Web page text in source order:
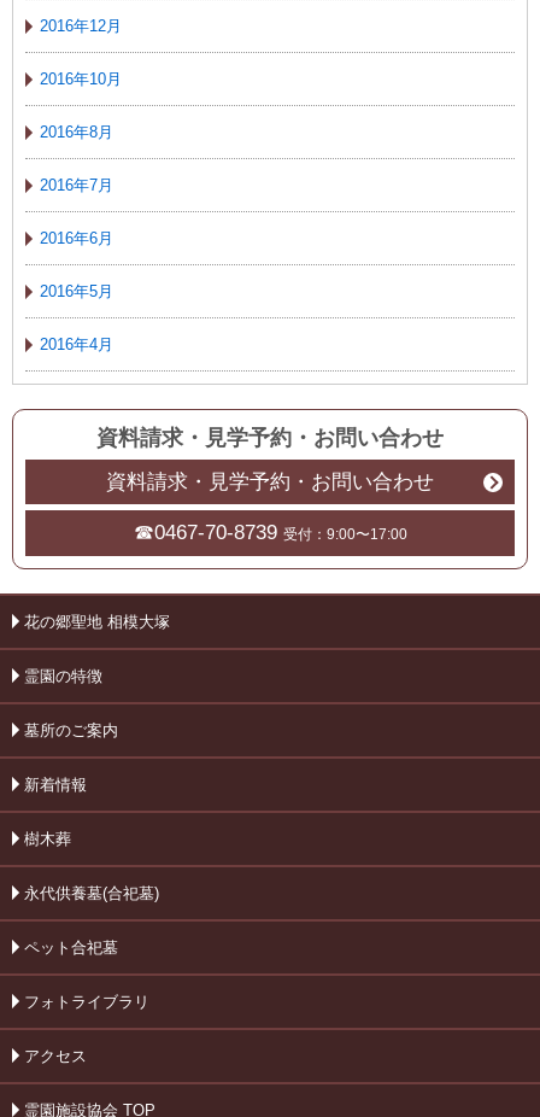
2016年12月
2016年10月
2016年8月
2016年7月
2016年6月
2016年5月
2016年4月
資料請求・見学予約 ・ お問い合わせ
資料請求・見学予約・お問い合わせ
☎0467-70-8739 受付：9:00〜17:00
花の郷聖地 相模大塚
霊園の特徴
墓所のご案内
新着情報
樹木葬
永代供養墓(合祀墓)
ペット合祀墓
フォトライブラリ
アクセス
霊園施設協会 TOP